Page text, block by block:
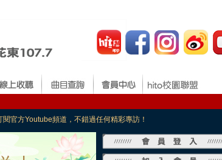
閱官方Youtube頻道，不錯過任何精彩專訪！